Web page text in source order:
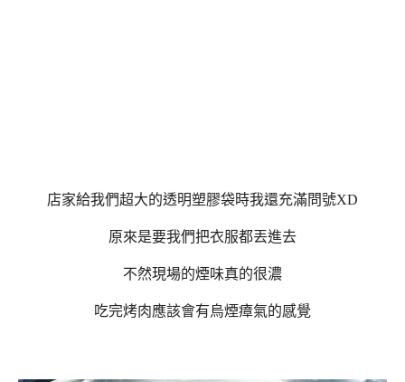
店家給我們超大的透明塑膠袋時我還充滿問號XD
原來是要我們把衣服都丟進去
不然現場的煙味真的很濃
吃完烤肉應該會有烏煙瘴氣的感覺